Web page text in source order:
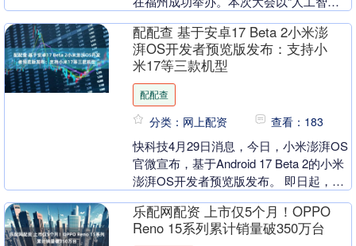
办，福建省工业....
配配查 基于安卓17 Beta 2小米澎
湃OS开发者预览版发布：支持小
米17等三款机型
配配查
分类：网上配资 查看：183
快科技4月29日消息，今日，小米澎湃OS
官微宣布，基于Android 17 Beta 2的小米
澎湃OS开发者预览版发布。 即日起，开
乐配网配资 上市仅5个月！OPPO
Reno 15系列累计销量破350万台